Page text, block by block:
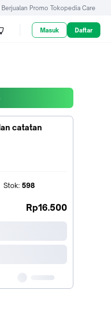
Berjualan Promo Tokopedia Care
Masuk Daftar
catatan
Stok: 598
Rp16.500